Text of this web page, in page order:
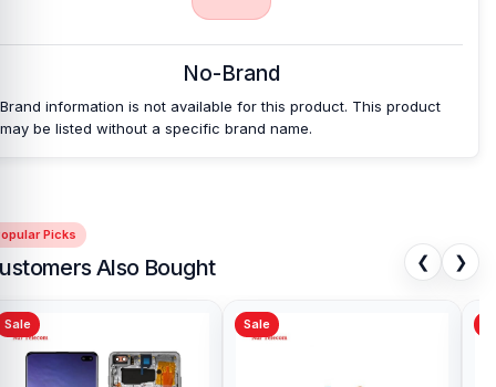
No-Brand
Brand information is not available for this product. This product
may be listed without a specific brand name.
Picks
Also Bought ❮ ❯